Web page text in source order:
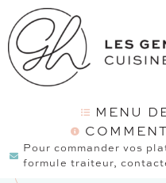
MENU
Pour commander vos
formule traiteur,